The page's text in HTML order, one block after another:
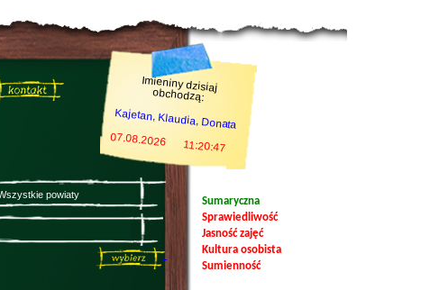
Sumaryczna
Sprawiedliwość
Jasność zajęć
Kultura osobista
Sumienność
Imieniny dzisiaj
obchodzą:
Kajetan, Klaudia, Donata
07.08.2026 11:20:47